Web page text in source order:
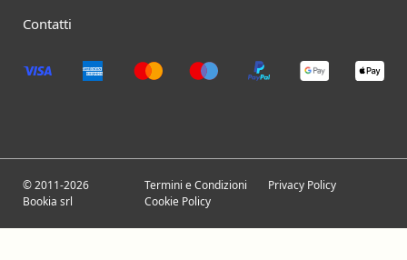
Contatti
© 2011-2026
Bookia srl
Termini e Condizioni
Privacy Policy
Cookie Policy